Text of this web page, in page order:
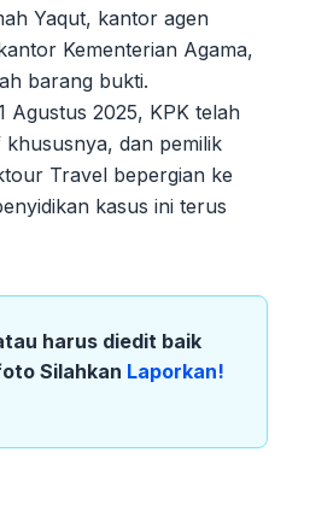
Yaqut, kantor agen
Kementerian Agama,
barang bukti.
Agustus 2025, KPK telah
dan pemilik
Travel bepergian ke
kasus ini terus
harus diedit baik
Silahkan Laporkan!